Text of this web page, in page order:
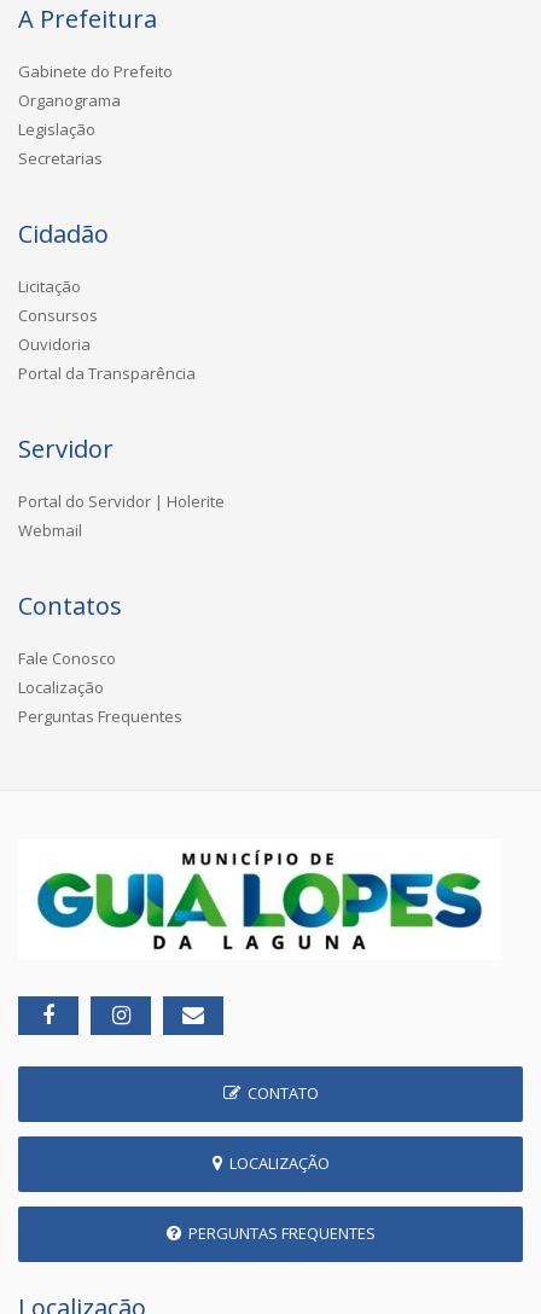
A Prefeitura
Gabinete do Prefeito
Organograma
Legislação
Secretarias
Cidadão
Licitação
Consursos
Ouvidoria
Portal da Transparência
Servidor
Portal do Servidor | Holerite
Webmail
Contatos
Fale Conosco
Localização
Perguntas Frequentes
CONTATO
LOCALIZAÇÃO
PERGUNTAS FREQUENTES
Localização